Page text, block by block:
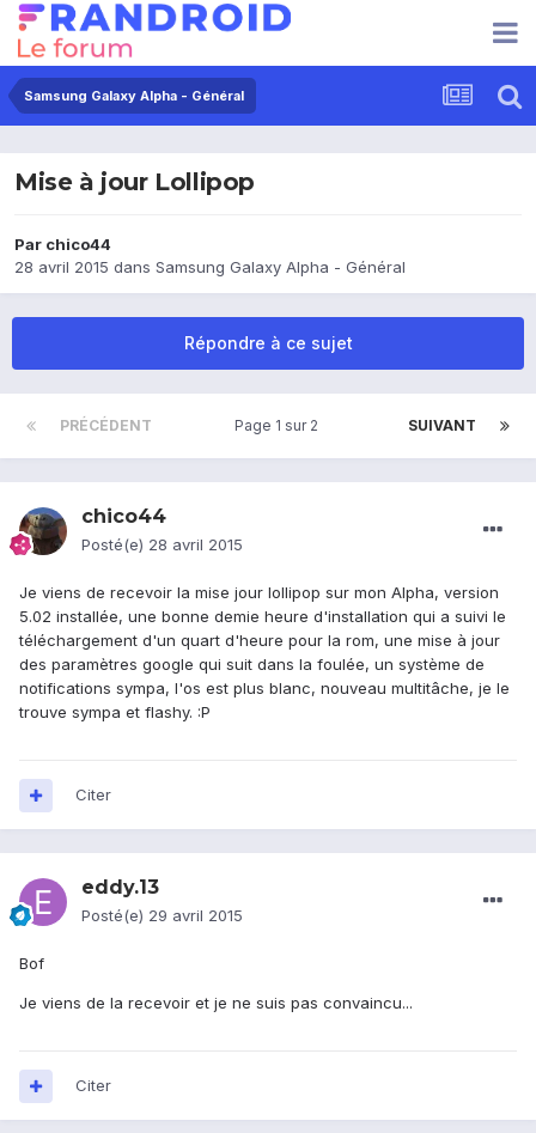
Samsung Galaxy Alpha - Général
Mise à jour Lollipop
Par chico44
28 avril 2015 dans Samsung Galaxy Alpha - Général
Répondre à ce sujet
PRÉCÉDENT SUIVANT
Page 1 sur 2
chico44
Posté(e) 28 avril 2015
Je viens de recevoir la mise jour lollipop sur mon Alpha, version
5.02 installée, une bonne demie heure d'installation qui a suivi le
téléchargement d'un quart d'heure pour la rom, une mise à jour
des paramètres google qui suit dans la foulée, un système de
notifications sympa, l'os est plus blanc, nouveau multitâche, je le
trouve sympa et flashy. :P
Citer
eddy.13
Posté(e) 29 avril 2015
Bof
Je viens de la recevoir et je ne suis pas convaincu...
Citer